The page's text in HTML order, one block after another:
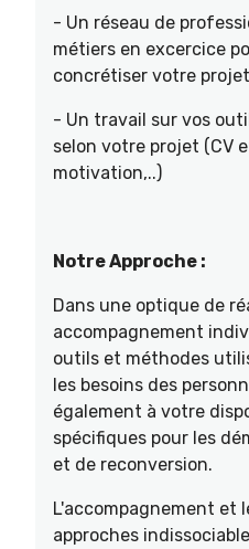
- Un réseau de
métiers en excercice
concrétiser votre
- Un travail sur vos
selon votre projet (CV
motivation,..)
Notre Approche :
Dans une optique de
accompagnement
outils et méthodes
les besoins des
également à votre
spécifiques pour les
et de reconversion.
L'accompagnement et
approches